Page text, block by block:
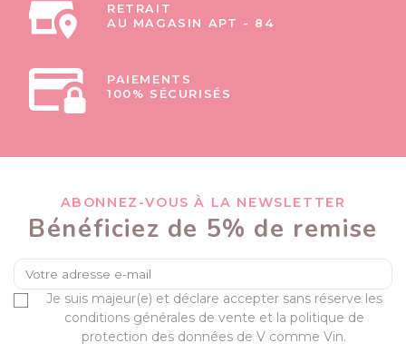
RETRAIT
AU MAGASIN APT - 84
PAIEMENTS
100% SÉCURISÉS
ABONNEZ-VOUS À LA NEWSLETTER
Bénéficiez de 5% de remise
Je suis majeur(e) et déclare accepter sans réserve les
conditions générales de vente et la politique de
protection des données de V comme Vin.